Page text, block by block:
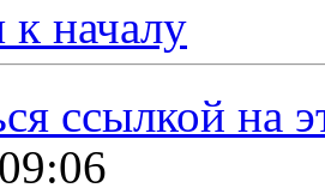
к началу